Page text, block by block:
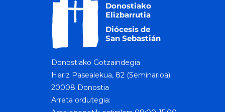
Donostiako Gotzaindegia
Heriz Pasealekua, 82 (Seminarioa)
20008 Donostia
Arreta ordutegia: